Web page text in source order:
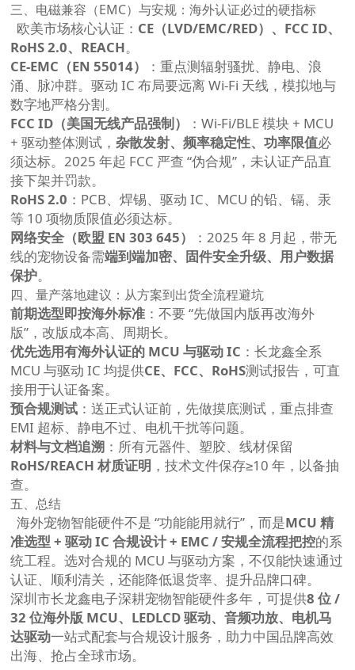
三、电磁兼容（EMC）与安规：海外认证必过的硬指标
欧美市场核心认证： CE（LVD/EMC/RED）、FCC ID、
RoHS 2.0、REACH。
CE‑EMC（EN 55014）
：重点测辐射骚扰、静电、浪
涌、脉冲群。驱动 IC 布局要远离 Wi‑Fi 天线，模拟地与
数字地严格分割。
FCC ID（美国无线产品强制）
：Wi‑Fi/BLE 模块 + MCU
+ 驱动整体测试，杂散发射、频率稳定性、功率限值必
须达标。2025 年起 FCC 严查 “伪合规”，未认证产品直
接下架并罚款。
RoHS 2.0 ：PCB、焊锡、驱动 IC、MCU 的铅、镉、汞
等 10 项物质限值必须达标。
网络安全（欧盟 EN 303 645）
：2025 年 8 月起，带无
线的宠物设备需端到端加密、固件安全升级、用户数据
保护。
四、量产落地建议：从方案到出货全流程避坑
前期选型即按海外标准 ：不要 “先做国内版再改海外
版”，改版成本高、周期长。
优先选用有海外认证的 MCU 与驱动 IC ：长龙鑫全系
MCU 与驱动 IC 均提供CE、FCC、RoHS测试报告，可直
接用于认证备案。
预合规测试 ：送正式认证前，先做摸底测试，重点排查
EMI 超标、静电不过、电机干扰等问题。
材料与文档追溯 ：所有元器件、塑胶、线材保留
RoHS/REACH 材质证明 ，技术文件保存≥10 年，以备抽
查。
五、总结
海外宠物智能硬件不是 “功能能用就行”，而是MCU 精
准选型 + 驱动 IC 合规设计 + EMC / 安规全流程把控的系
统工程。选对合规的 MCU 与驱动方案，不仅能快速通过
认证、顺利清关，还能降低退货率、提升品牌口碑。
深圳市长龙鑫电子深耕宠物智能硬件多年，可提供8 位 /
32 位海外版 MCU、LEDLCD 驱动、音频功放、电机马
达驱动一站式配套与合规设计服务，助力中国品牌高效
出海、抢占全球市场。